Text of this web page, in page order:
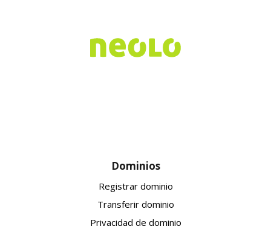
Dominios
Registrar dominio
Transferir dominio
Privacidad de dominio